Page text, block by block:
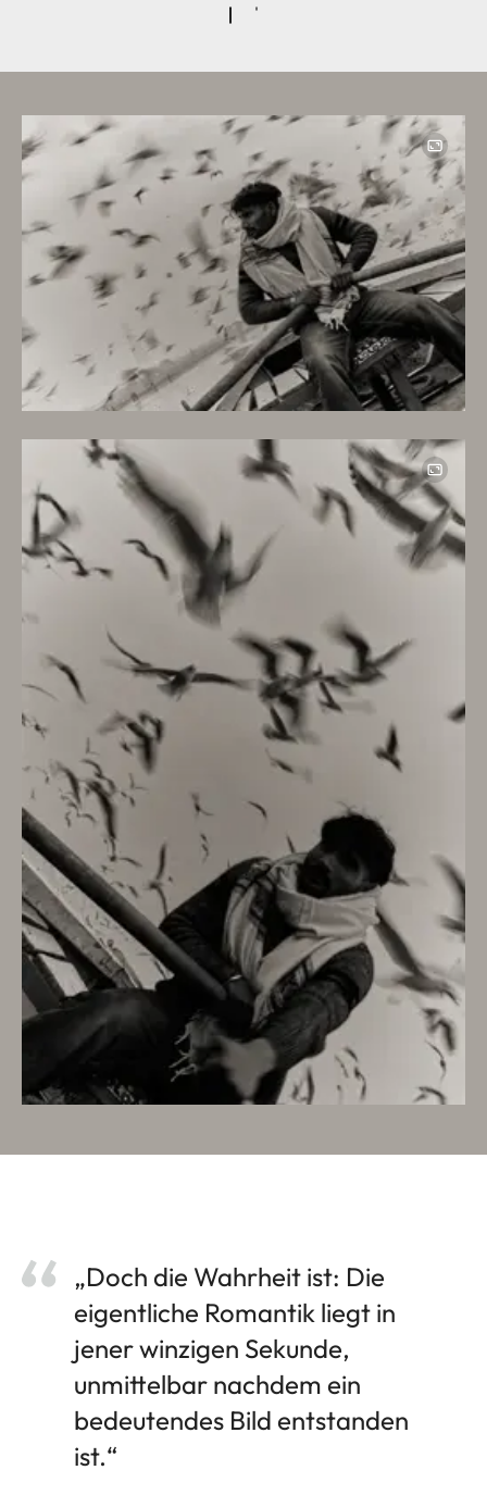
„Doch die Wahrheit ist: Die
eigentliche Romantik liegt in
jener winzigen Sekunde,
unmittelbar nachdem ein
bedeutendes Bild entstanden
ist.“